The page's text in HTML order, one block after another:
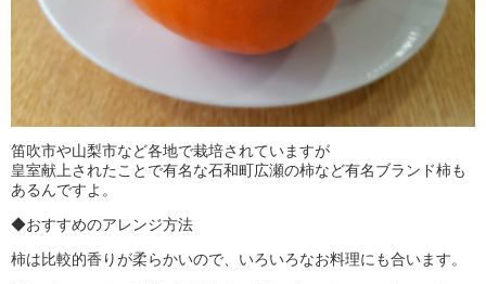
笛吹市や山梨市など各地で栽培されていますが
皇室献上されたことで有名な石和町広瀬の柿など有名ブランド柿も
あるんですよ。
◆おすすめのアレンジ方法
柿は比較的香りが柔らかいので、いろいろなお料理にも合います。